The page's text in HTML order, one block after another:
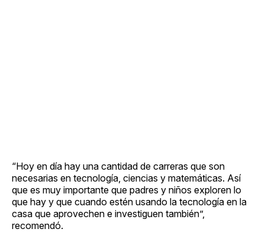
“Hoy en día hay una cantidad de carreras que son
necesarias en tecnología, ciencias y matemáticas. Así
que es muy importante que padres y niños exploren lo
que hay y que cuando estén usando la tecnología en la
casa que aprovechen e investiguen también”,
recomendó.